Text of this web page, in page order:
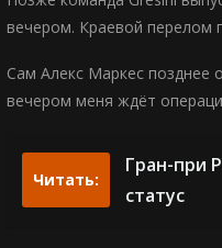
вечером. Краевой перелом
Сам Алекс Маркес позднее
вечером меня ждёт
Читать:
Гран-при
статус